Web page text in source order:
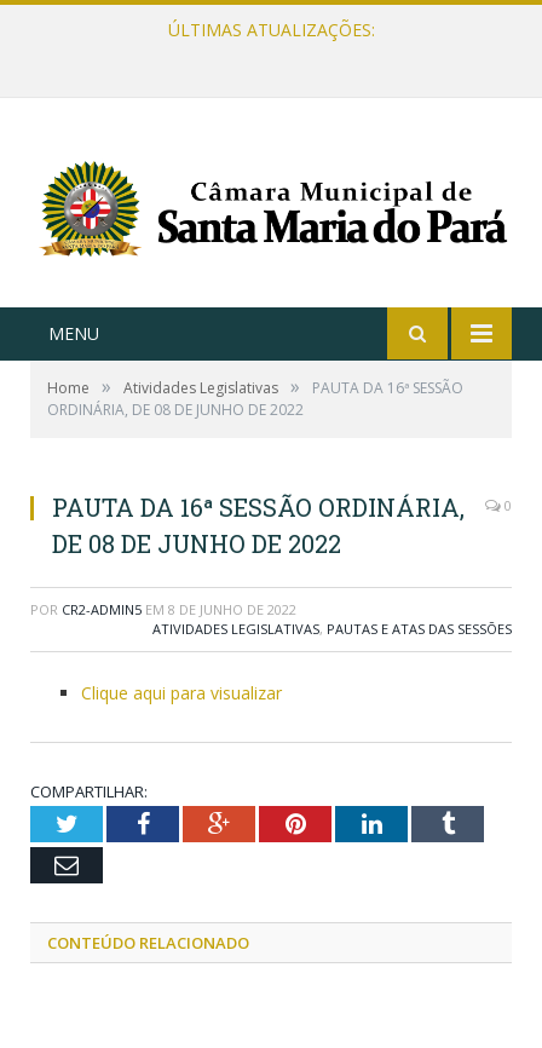
ÚLTIMAS ATUALIZAÇÕES:
MENU
Home » Atividades Legislativas »
PAUTA DA 16ª SESSÃO
ORDINÁRIA, DE 08 DE JUNHO DE 2022
PAUTA DA 16ª SESSÃO ORDINÁRIA,
DE 08 DE JUNHO DE 2022
0
POR CR2-ADMIN5 EM 8 DE JUNHO DE 2022
ATIVIDADES LEGISLATIVAS, PAUTAS E ATAS DAS SESSÕES
Clique aqui para visualizar
COMPARTILHAR:
TwitterFacebookGoogle+PinterestLinkedInTumblr
Email
CONTEÚDO RELACIONADO